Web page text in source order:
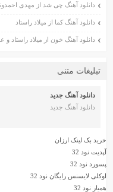
شهریور ۱۴۰۰
مرداد ۱۴۰۰
دی ۱۳۹۹
آذر ۱۳۹۹
مهر ۱۳۹۹
شهریور ۱۳۹۹
مرداد ۱۳۹۹
دانلود آهنگ چی شد از مهدی
دانلود آهنگ کما از میلاد راستاد
دانلود آهنگ خون از میلاد راستاد و
تبلیغات متنی
دانلود آهنگ جدید
دانلود آهنگ جدید
خرید بک لینک ارزان
آپدیت نود 32
پسورد نود 32
اوکلی لایسنس رایگان نود 32
همیار نود 32